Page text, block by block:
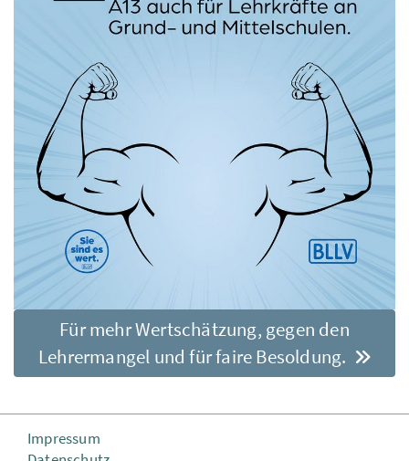
Für mehr Wertschätzung, gegen den
Lehrermangel und für faire Besoldung.
Impressum